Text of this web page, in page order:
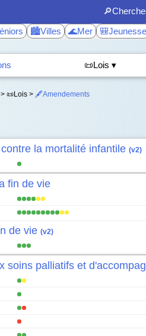
🏙️Villes 🌊Mer 🎒Jeunesse
📜Lois ▾
> 📜Lois > 🖋️Amendements
la mortalité infantile (v2)
fin de vie
de vie (v2)
soins palliatifs et